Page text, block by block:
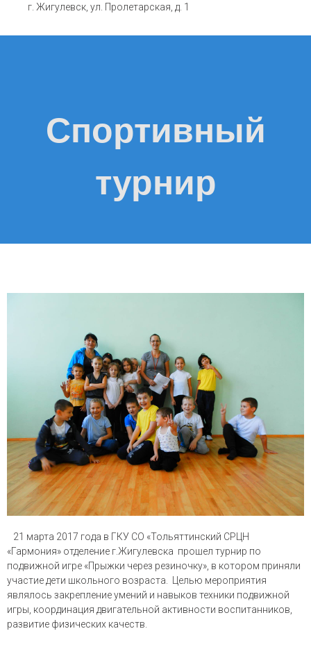
г. Жигулевск, ул. Пролетарская, д. 1
Спортивный
турнир
21 марта 2017 года в ГКУ СО «Тольяттинский СРЦН
«Гармония» отделение г.Жигулевска прошел турнир по
подвижной игре «Прыжки через резиночку», в котором приняли
участие дети школьного возраста. Целью мероприятия
являлось закрепление умений и навыков техники подвижной
игры, координация двигательной активности воспитанников,
развитие физических качеств.